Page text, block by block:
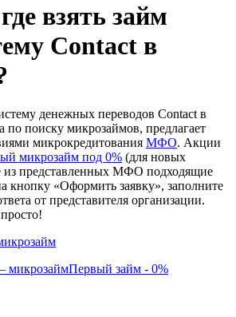
взять займ
Contact в
денежных переводов Contact в
поиску микрозаймов, предлагает
микрокредитования МФО. Акции
микрозайм под 0% (для новых
из представленных МФО подходящие
кнопку «Оформить заявку», заполните
от представителя организации.
Первый займ - 0%